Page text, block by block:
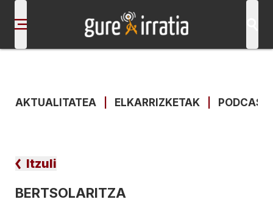
AKTUALITATEA ELKARRIZKETAK
Itzuli
BERTSOLARITZA